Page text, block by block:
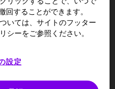
ただけるコンテンツです。
回することができます。
いては、サイトのフッター
シーをご参照ください。
設定